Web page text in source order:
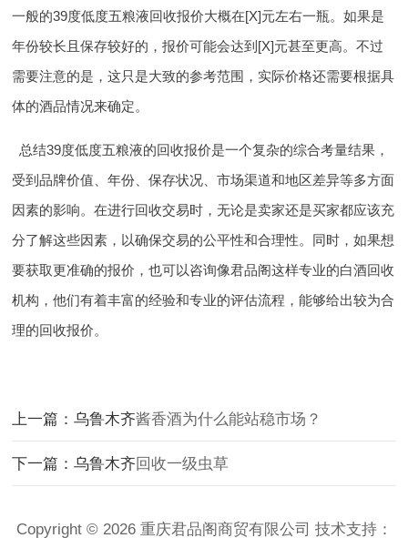
一般的39度低度五粮液回收报价大概在[X]元左右一瓶。如果是
年份较长且保存较好的，报价可能会达到[X]元甚至更高。不过
需要注意的是，这只是大致的参考范围，实际价格还需要根据具
体的酒品情况来确定。
总结39度低度五粮液的回收报价是一个复杂的综合考量结果，
受到品牌价值、年份、保存状况、市场渠道和地区差异等多方面
因素的影响。在进行回收交易时，无论是卖家还是买家都应该充
分了解这些因素，以确保交易的公平性和合理性。同时，如果想
要获取更准确的报价，也可以咨询像君品阁这样专业的白酒回收
机构，他们有着丰富的经验和专业的评估流程，能够给出较为合
理的回收报价。
上一篇：乌鲁木齐酱香酒为什么能站稳市场？
下一篇：乌鲁木齐回收一级虫草
Copyright © 2026 重庆君品阁商贸有限公司 技术支持：